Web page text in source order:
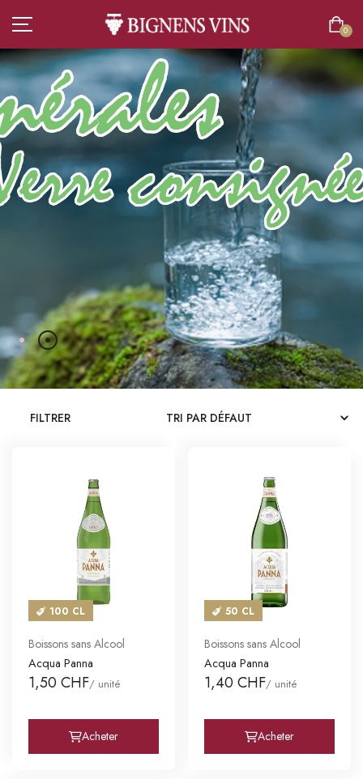
0
ACCUEIL
TOUT L’ASSORTIMENT
BIÈRES
BOISSONS SANS ALCOOL
CATALOGUES
MAGASINS
SE CONNECTER
FILTRER
100 CL
Boissons sans Alcool
Acqua Panna
1,50 CHF/ unité
Acheter
50 CL
Boissons sans Alcool
Acqua Panna
1,40 CHF/ unité
Acheter